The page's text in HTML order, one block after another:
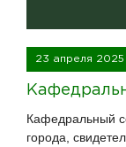
23 апреля 2025
Кафедральный
города,